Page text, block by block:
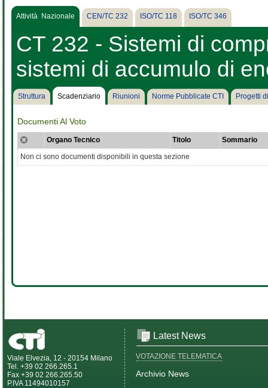
Attività Nazionale CEN/TC 232 ISO/TC 118 ISO/TC 346
CT 232 - Sistemi di
sistemi di accumulo di
Struttura Scadenziario Riunioni Norme Pubblicate CTI Progetti
Documenti Al Voto
Organo Tecnico Titolo
Sommario
Non ci sono documenti disponibili in questa sezione
Viale Elvezia, 12 - 20154 Milano
Tel. +39 02 266.265.1
Fax +39 02 266.265.50
P.IVA 11494010157
Latest News
VOTAZIONE TELEMATICA
Archivio News